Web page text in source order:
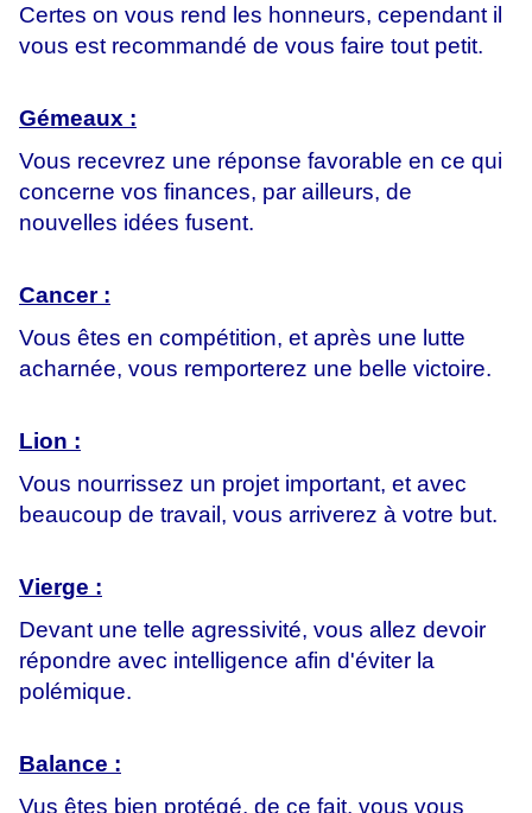
Certes on vous rend les honneurs, cependant il
vous est recommandé de vous faire tout petit.
Gémeaux :
Vous recevrez une réponse favorable en ce qui
concerne vos finances, par ailleurs, de
nouvelles idées fusent.
Cancer :
Vous êtes en compétition, et après une lutte
acharnée, vous remporterez une belle victoire.
Lion :
Vous nourrissez un projet important, et avec
beaucoup de travail, vous arriverez à votre but.
Vierge :
Devant une telle agressivité, vous allez devoir
répondre avec intelligence afin d'éviter la
polémique.
Balance :
Vus êtes bien protégé, de ce fait, vous vous